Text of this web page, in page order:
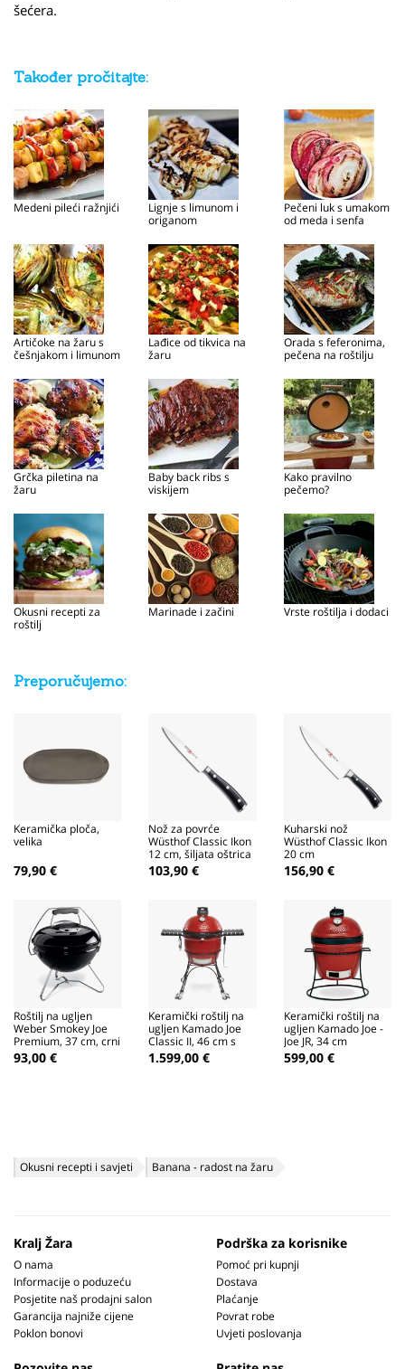
šećera.
Također pročitajte:
Medeni pileći ražnjići
Lignje s limunom i
origanom
Pečeni luk s umakom
od meda i senfa
Artičoke na žaru s
češnjakom i limunom
Lađice od tikvica na
žaru
Orada s feferonima,
pečena na roštilju
Grčka piletina na
žaru
Baby back ribs s
viskijem
Kako pravilno
pečemo?
Okusni recepti za
roštilj
Marinade i začini Vrste roštilja i dodaci
Preporučujemo:
Keramička ploča,
velika
79,90 €
Nož za povrće
Wüsthof Classic Ikon
12 cm, šiljata oštrica
103,90 €
Kuharski nož
Wüsthof Classic Ikon
20 cm
156,90 €
Roštilj na ugljen
Weber Smokey Joe
Premium, 37 cm, crni
93,00 €
Keramički roštilj na
ugljen Kamado Joe
Classic II, 46 cm s
kolicima
1.599,00 €
Keramički roštilj na
ugljen Kamado Joe -
Joe JR, 34 cm
599,00 €
Okusni recepti i savjeti Banana - radost na žaru
Kralj Žara
O nama
Informacije o poduzeću
Posjetite naš prodajni salon
Garancija najniže cijene
Poklon bonovi
Podrška za korisnike
Pomoć pri kupnji
Dostava
Plaćanje
Povrat robe
Uvjeti poslovanja